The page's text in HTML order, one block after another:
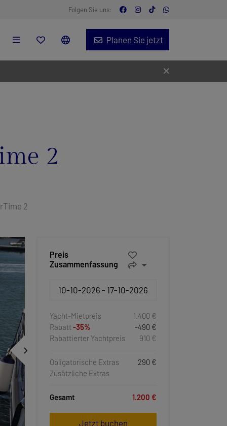
Folgen Sie uns:
Planen Sie jetzt
2
2
Preis
Zusammenfassung
Yacht-Mietpreis
1.400 €
Rabatt -35%
-490 €
Rabattierter Yachtpreis
910 €
Obligatorische Extras
290 €
Zusätzliche Extras
Gesamt 1.200 €
Jetzt buchen